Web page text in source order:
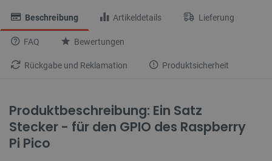
Beschreibung Artikeldetails Lieferung
FAQ Bewertungen
Rückgabe und Reklamation Produktsicherheit
Produktbeschreibung: Ein Satz
Stecker - für den GPIO des Raspberry
Pi Pico